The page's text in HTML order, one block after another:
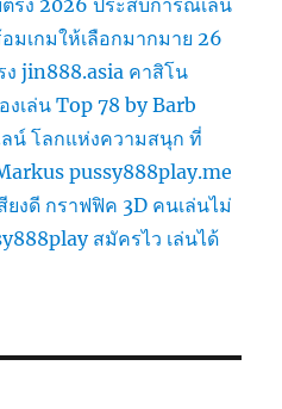
ตรง 2026 ประสบการณ์เล่น
มเกมให้เลือกมากมาย 26
ง jin888.asia คาสิโน
เล่น Top 78 by Barb
น์ โลกแห่งความสนุก ที่
pussy888play.me
ยงดี กราฟฟิค 3D คนเล่นไม่
สมัครไว เล่นได้